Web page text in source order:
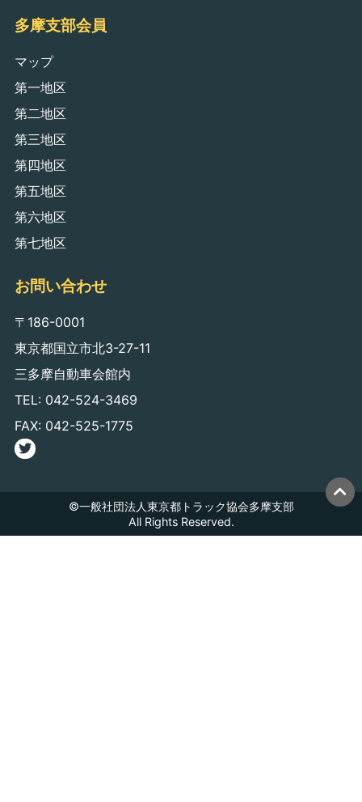
多摩支部会員
マップ
第一地区
第二地区
第三地区
第四地区
第五地区
第六地区
第七地区
お問い合わせ
〒186-0001
東京都国立市北3-27-11
三多摩自動車会館内
TEL: 042-524-3469
FAX: 042-525-1775
©一般社団法人東京都トラック協会多摩支部
All Rights Reserved.